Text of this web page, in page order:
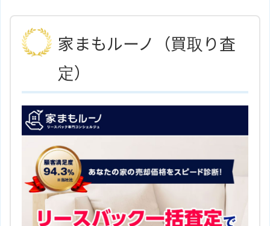
ホームページ
りたいと願い、居住用物件の売買やリフォーム・
リノベーションなどの業務を行っています。住ま
いの買い替えや売却の相談にも応じており、直接
買取や買取保証サービスの利用も可能です。
住所 東京都目黒区大橋2丁目1－1
アクセス
京王井の頭線「神泉駅」より徒歩6
ホームページ 株式会社ＢＳホームのサイトはこ
ちら
家まもルーノ（買取り査
定）